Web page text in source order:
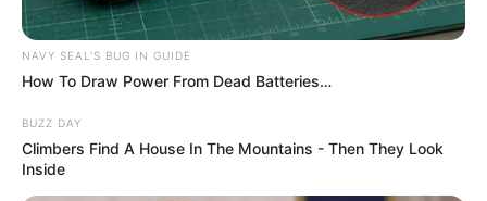
NAVY SEAL'S BUG IN GUIDE
How To Draw Power From Dead Batteries…
BUZZ DAY
Climbers Find A House In The Mountains - Then They Look
Inside